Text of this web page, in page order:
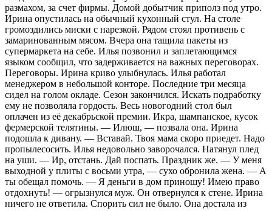
размахом, за счет фирмы. Домой добытчик приполз под утро.
Ирина опустилась на обычный кухонный стул. На столе
громоздились миски с нарезкой. Рядом стоял противень с
замаринованным мясом. Вчера она тащила пакеты из
супермаркета на себе. Илья позвонил и заплетающимся
языком сообщил, что задерживается на важных переговорах.
Переговоры. Ирина криво улыбнулась. Илья работал
менеджером в небольшой конторе. Последние три месяца
сидел на голом окладе. Сезон закончился. Искать подработку
ему не позволяла гордость. Весь новогодний стол был
оплачен из её декабрьской премии. Икра, шампанское, кусок
фермерской телятины. — Илюш, — позвала она. Ирина
подошла к дивану. — Вставай. Твоя мама скоро приедет. Надо
пропылесосить. Илья недовольно заворочался. Натянул плед
на уши. — Ир, отстань. Дай поспать. Праздник же. — У меня
выходной у плиты с восьми утра, — сухо обронила жена. — А
ты обещал помочь. — Я деньги в дом приношу! Имею право
отдохнуть! — огрызнулся муж. Он отвернулся к стене. Ирина
ничего не ответила. Спорить сил не было. Она достала из